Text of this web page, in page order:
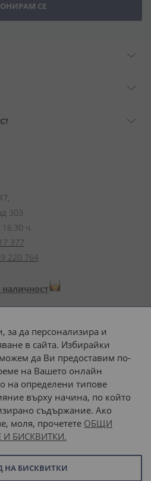
СЕ
303
ч.
377
220 764
на плащане:
до адрес с:
наш транспорт
за да персонализира и
в сайта. Избирайки
можем да Ви предоставим по-
на Вашето онлайн
на определени типове
върху начина, по който
съдържание. Ако
моля, прочетете ОБЩИ
БИСКВИТКИ.
НА БИСКВИТКИ